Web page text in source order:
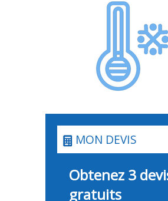
MON DEVIS
Obtenez 3
gratuits